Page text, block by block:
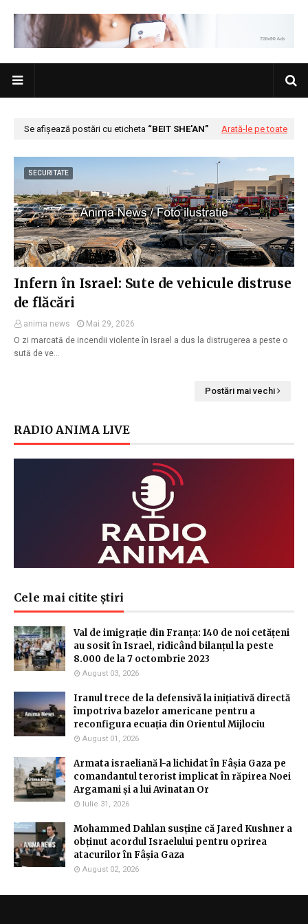
Se afișează postări cu eticheta BEIT SHE'AN Arată-le pe toate
SECURITATE
Infern în Israel: Sute de vehicule distruse
de flăcări
anima news
Mai 29, 2026
O zi marcată de incendii violente în Israel a dus la distrugerea a peste o
sută de ve…
Postări mai vechi
RADIO ANIMA LIVE
Cele mai citite știri
Val de imigrație din Franța: 140 de noi cetățeni
au sosit în Israel, ridicând bilanțul la peste
8.000 de la 7 octombrie 2023
August 03, 2026
Iranul trece de la defensivă la inițiativă directă
împotriva bazelor americane pentru a
reconfigura ecuația din Orientul Mijlociu
August 01, 2026
Armata israeliană l-a lichidat în Fâșia Gaza pe
comandantul terorist implicat în răpirea Noei
Argamani și a lui Avinatan Or
Iulie 31, 2026
Mohammed Dahlan susține că Jared Kushner a
obținut acordul Israelului pentru oprirea
atacurilor în Fâșia Gaza
August 02, 2026